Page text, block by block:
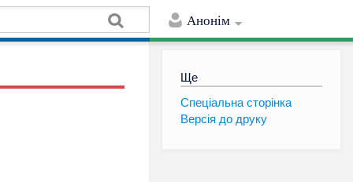
Анонім
Ще
Спеціальна сторінка
Версія до друку